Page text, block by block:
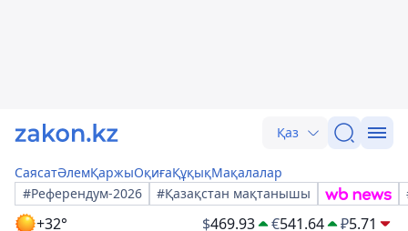
Қаз
СаясатӘлемҚаржыОқиғаҚұқықМақалалар
#Референдум-2026
#Қазақстан мақтанышы
+32° $469.93 €541.64 ₽5.71